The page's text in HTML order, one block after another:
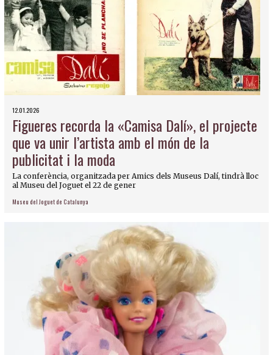
12.01.2026
Figueres recorda la «Camisa Dalí», el projecte
que va unir l’artista amb el món de la
publicitat i la moda
La conferència, organitzada per Amics dels Museus Dalí, tindrà lloc
al Museu del Joguet el 22 de gener
Museu del Joguet de Catalunya